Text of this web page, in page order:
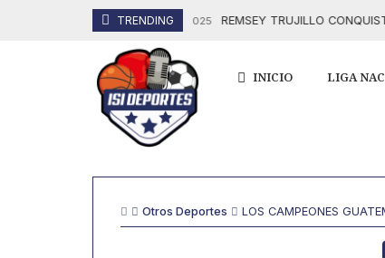
TRENDING
16 Octubre, 2025 REMSEY TRUJILLO CONQUISTA
INICIO LIGA
Otros Deportes LOS CAMPEONES